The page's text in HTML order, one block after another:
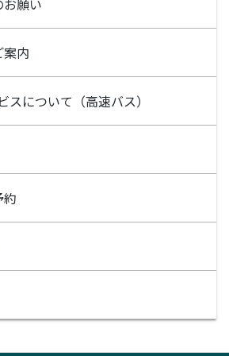
内
スについて（高速バス）
約